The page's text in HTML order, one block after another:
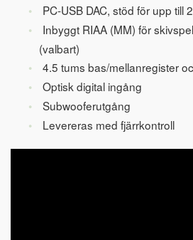
PC-USB DAC, stöd för upp till
Inbyggt RIAA (MM) för
(valbart)
4.5 tums bas/mellanregister
Optisk digital ingång
Subwooferutgång
Levereras med fjärrkontroll